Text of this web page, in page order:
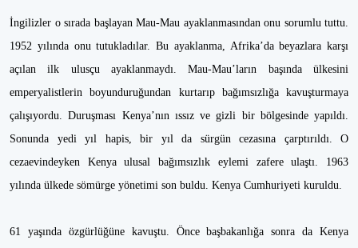
İngilizler o sırada başlayan Mau-Mau ayaklanmasından onu sorumlu tuttu.
1952 yılında onu tutukladılar. Bu ayaklanma, Afrika’da beyazlara karşı
açılan ilk ulusçu ayaklanmaydı. Mau-Mau’ların başında ülkesini
emperyalistlerin boyunduruğundan kurtarıp bağımsızlığa kavuşturmaya
çalışıyordu. Duruşması Kenya’nın ıssız ve gizli bir bölgesinde yapıldı.
Sonunda yedi yıl hapis, bir yıl da sürgün cezasına çarptırıldı. O
cezaevindeyken Kenya ulusal bağımsızlık eylemi zafere ulaştı. 1963
yılında ülkede sömürge yönetimi son buldu. Kenya Cumhuriyeti kuruldu.
61 yaşında özgürlüğüne kavuştu. Önce başbakanlığa sonra da Kenya